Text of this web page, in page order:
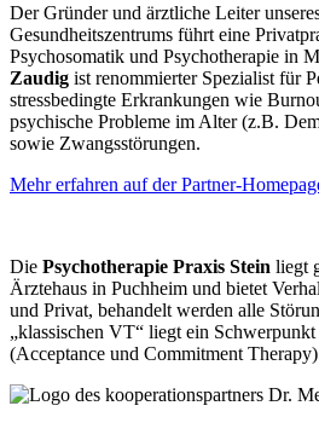
Der Gründer und ärztliche Leiter
Gesundheitszentrums führt eine
Psychosomatik und Psychotherapie in
Zaudig ist renommierter Spezialist für
stressbedingte Erkrankungen wie
psychische Probleme im Alter (z.B.
sowie Zwangsstörungen.
Mehr erfahren auf der Partner-
Die Psychotherapie Praxis Stein liegt
Ärztehaus in Puchheim und bietet
und Privat, behandelt werden alle
„klassischen VT“ liegt ein
(Acceptance und Commitment